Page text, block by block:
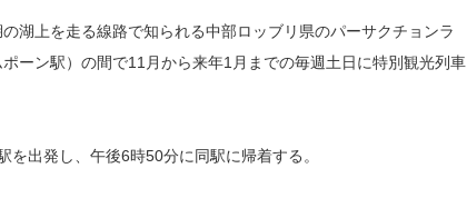
湖上を走る線路で知られる中部ロッブリ県のパーサクチョンラ
ーン駅）の間で11月から来年1月までの毎週土日に特別観光列車
出発し、午後6時50分に同駅に帰着する。